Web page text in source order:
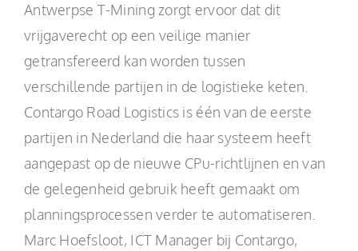
Antwerpse T-Mining zorgt ervoor dat dit
vrijgaverecht op een veilige manier
getransfereerd kan worden tussen
verschillende partijen in de logistieke keten.
Contargo Road Logistics is één van de eerste
partijen in Nederland die haar systeem heeft
aangepast op de nieuwe CPu-richtlijnen en van
de gelegenheid gebruik heeft gemaakt om
planningsprocessen verder te automatiseren.
Marc Hoefsloot, ICT Manager bij Contargo,